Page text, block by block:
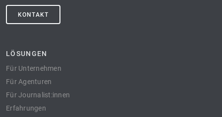
KONTAKT
LÖSUNGEN
Für Unternehmen
Für Agenturen
Für Journalist:innen
Erfahrungen